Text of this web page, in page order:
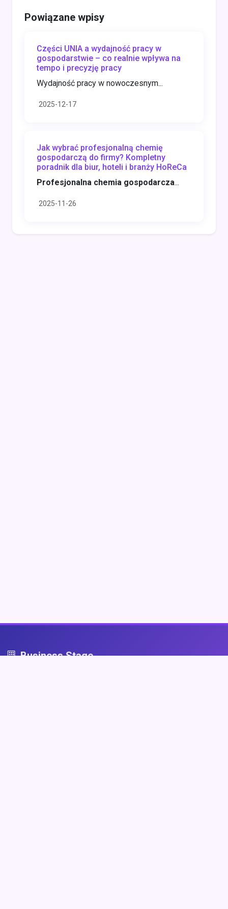
Powiązane wpisy
Części UNIA a wydajność pracy w
gospodarstwie – co realnie wpływa na
tempo i precyzję pracy
Wydajność pracy w nowoczesnym...
2025-12-17
Jak wybrać profesjonalną chemię
gospodarczą do firmy? Kompletny
poradnik dla biur, hoteli i branży HoReCa
Profesjonalna chemia gospodarcza...
2025-11-26
Business Stage